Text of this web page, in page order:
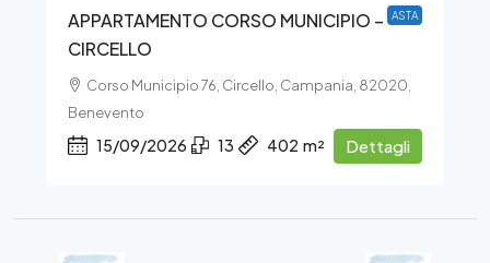
ASTA
APPARTAMENTO CORSO MUNICIPIO –
CIRCELLO
Corso Municipio 76, Circello, Campania, 82020,
Benevento
15/09/2026 13 402 m² Dettagli